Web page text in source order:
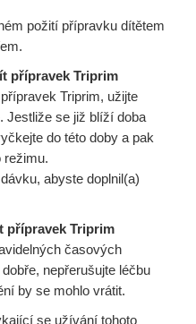
požití přípravku dítětem
přípravek Triprim
Triprim, užijte
Jestliže se již blíží doba
do této doby a pak
režimu.
abyste doplnil(a)
přípravek Triprim
časových
nepřerušujte léčbu
by se mohlo vrátit.
se užívání tohoto